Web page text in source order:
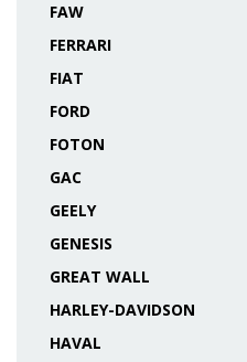
FAW
FERRARI
FIAT
FORD
FOTON
GAC
GEELY
GENESIS
GREAT WALL
HARLEY-DAVIDSON
HAVAL